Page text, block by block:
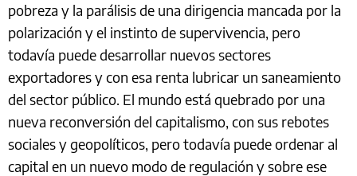
pobreza y la parálisis de una dirigencia mancada por la
polarización y el instinto de supervivencia, pero
todavía puede desarrollar nuevos sectores
exportadores y con esa renta lubricar un saneamiento
del sector público. El mundo está quebrado por una
nueva reconversión del capitalismo, con sus rebotes
sociales y geopolíticos, pero todavía puede ordenar al
capital en un nuevo modo de regulación y sobre ese